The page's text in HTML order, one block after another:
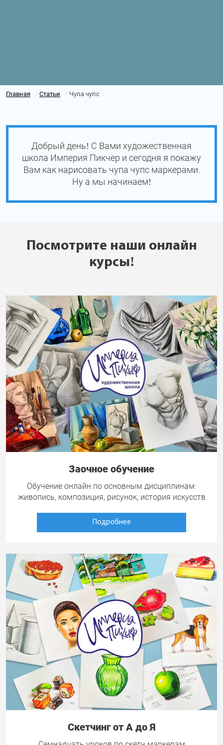
Главная / Статьи / Чупа чупс
Добрый день! С Вами художественная
школа Империя Пикчер и сегодня я покажу
Вам как нарисовать чупа чупс маркерами.
Ну а мы начинаем!
Посмотрите наши онлайн
курсы!
Заочное обучение
Обучение онлайн по основным дисциплинам:
живопись, композиция, рисунок, история искусств
Подробнее
Скетчинг от А до Я